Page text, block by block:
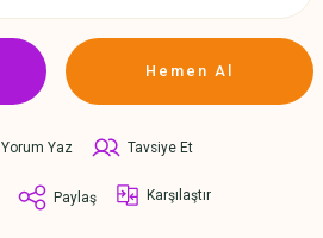
Hemen Al
Yorum Yaz Tavsiye Et
Paylaş Karşılaştır